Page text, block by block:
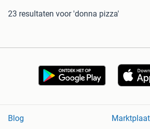
23 resultaten voor 'donna pizza'
Blog